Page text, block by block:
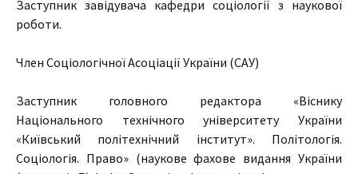
Заступник завідувача кафедри соціології з наукової
роботи.
Член Соціологічної Асоціації України (САУ)
Заступник головного редактора «Віснику
Національного технічного університету України
«Київський політехнічний інститут». Політологія.
Соціологія. Право» (наукове фахове видання України